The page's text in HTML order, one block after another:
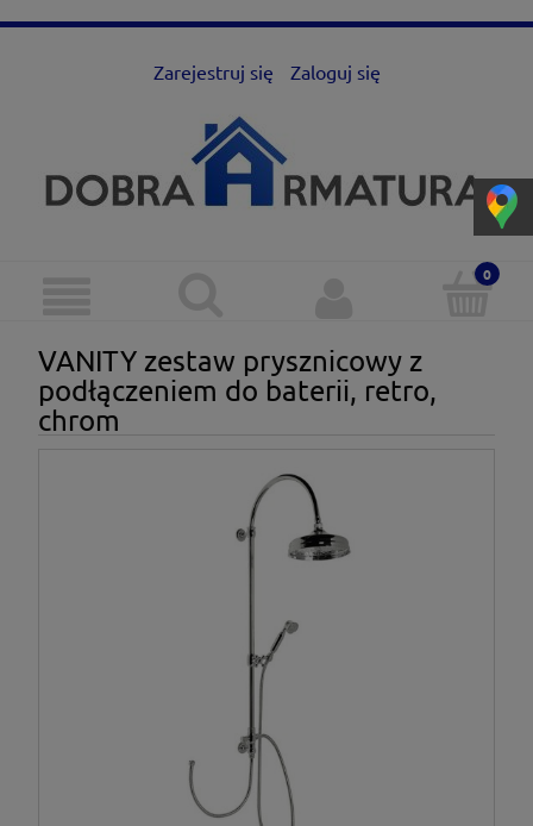
Zarejestruj się Zaloguj się
VANITY zestaw prysznicowy z
podłączeniem do baterii, retro,
chrom